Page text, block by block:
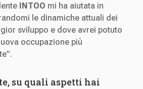
INTOO mi ha aiutata in
le dinamiche attuali dei
sviluppo e dove avrei potuto
occupazione più
su quali aspetti hai